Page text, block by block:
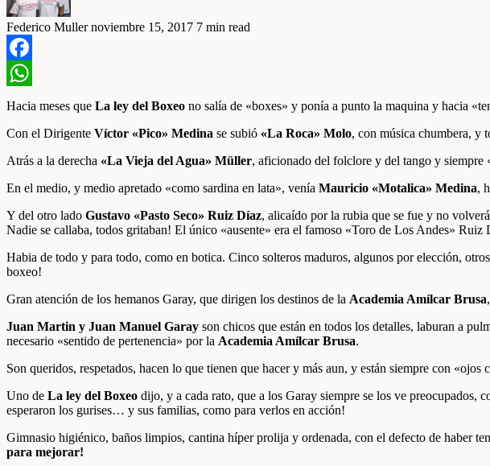
Federico Muller noviembre 15, 2017 7 min read
Facebook
WhatsApp
Hacia meses que La ley del Boxeo no salía de «boxes» y ponía a punto la maquina y hacia
Con el Dirigente Víctor «Pico» Medina se subió «La Roca» Molo, con música chumbera, y
Atrás a la derecha «La Vieja del Agua» Müller, aficionado del folclore y del tango y siempre
En el medio, y medio apretado «como sardina en lata», venía Mauricio «Motalica» Medina,
Y del otro lado Gustavo «Pasto Seco» Ruiz Díaz, alicaído por la rubia que se fue y no
Nadie se callaba, todos gritaban! El único «ausente» era el famoso «Toro de Los Andes» Ruiz
Habia de todo y para todo, como en botica. Cinco solteros maduros, algunos por elección,
boxeo!
Gran atención de los hemanos Garay, que dirigen los destinos de la Academia Amílcar Brusa
Juan Martin y Juan Manuel Garay son chicos que están en todos los detalles, laburan a
necesario «sentido de pertenencia» por la Academia Amílcar Brusa.
Son queridos, respetados, hacen lo que tienen que hacer y más aun, y están siempre con
Uno de La ley del Boxeo dijo, y a cada rato, que a los Garay siempre se los ve preocupados,
esperaron los gurises… y sus familias, como para verlos en acción!
Gimnasio higiénico, baños limpios, cantina híper prolija y ordenada, con el defecto de haber
para mejorar!